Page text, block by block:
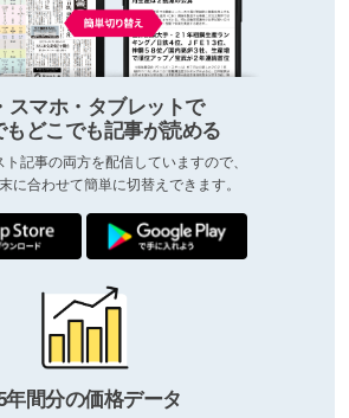
スマホ・タブレットで
もどこでも記事が読める
記事の両方を配信していますので、
に合わせて簡単に切替えできます。
年間分の価格データ